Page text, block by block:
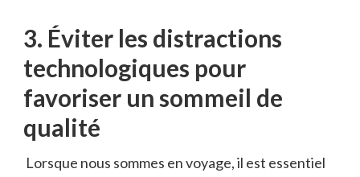
3. Éviter les distractions
technologiques⁣ pour
favoriser un sommeil de
qualité
⁢ Lorsque ⁤nous sommes en ‍voyage, il est essentiel